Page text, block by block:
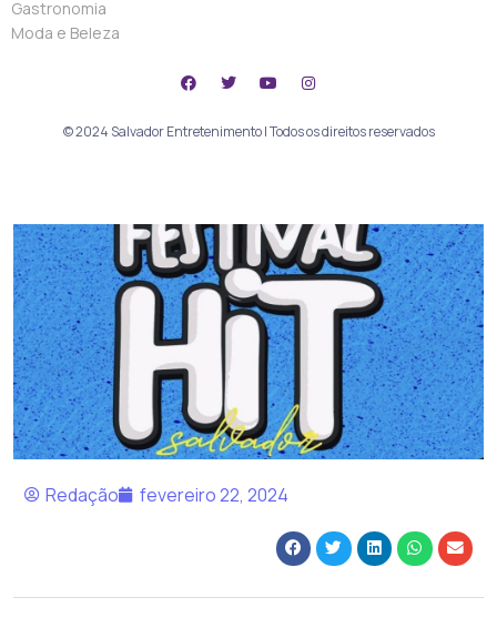
Gastronomia
Moda e Beleza
© 2024 Salvador Entretenimento | Todos os direitos reservados
Redação fevereiro 22, 2024